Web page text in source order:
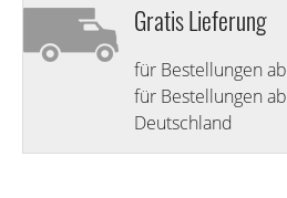
Gratis Lieferung
für Bestellungen ab
für Bestellungen ab
Deutschland